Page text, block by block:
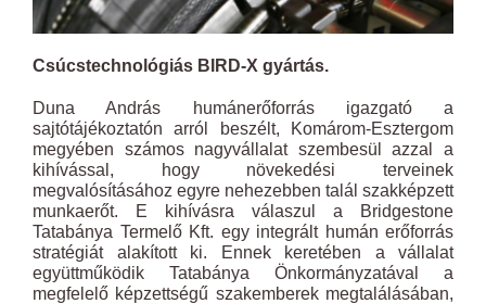
Csúcstechnológiás BIRD-X gyártás.
Duna András humánerőforrás igazgató a
sajtótájékoztatón arról beszélt, Komárom-Esztergom
megyében számos nagyvállalat szembesül azzal a
kihívással, hogy növekedési terveinek
megvalósításához egyre nehezebben talál szakképzett
munkaerőt. E kihívásra válaszul a Bridgestone
Tatabánya Termelő Kft. egy integrált humán erőforrás
stratégiát alakított ki. Ennek keretében a vállalat
együttműködik Tatabánya Önkormányzatával a
megfelelő képzettségű szakemberek megtalálásában,